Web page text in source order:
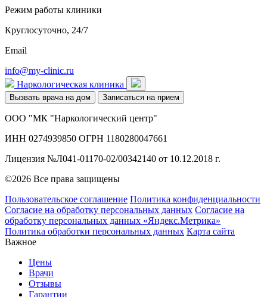
Режим работы клиники
Круглосуточно, 24/7
Email
info@my-clinic.ru
Наркологическая клиника
Вызвать врача на дом Записаться на прием
ООО "МК "Наркологический центр"
ИНН 0274939850 ОГРН 1180280047661
Лицензия №Л041-01170-02/00342140 от 10.12.2018 г.
©2026 Все права защищены
Пользовательское соглашение Политика конфиденциальности
Согласие на обработку персональных данных Согласие на
обработку персональных данных «Яндекс.Метрика»
Политика обработки персональных данных Карта сайта
Важное
Цены
Врачи
Отзывы
Гарантии